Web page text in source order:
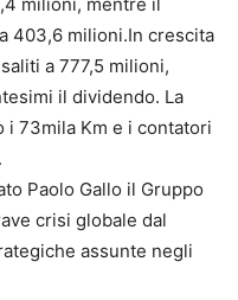
milioni, mentre il
403,6 milioni.In crescita
a 777,5 milioni,
il dividendo. La
73mila Km e i contatori
Paolo Gallo il Gruppo
crisi globale dal
assunte negli